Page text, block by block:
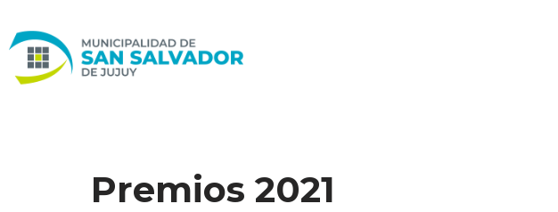
Ir
al
Premios 2021